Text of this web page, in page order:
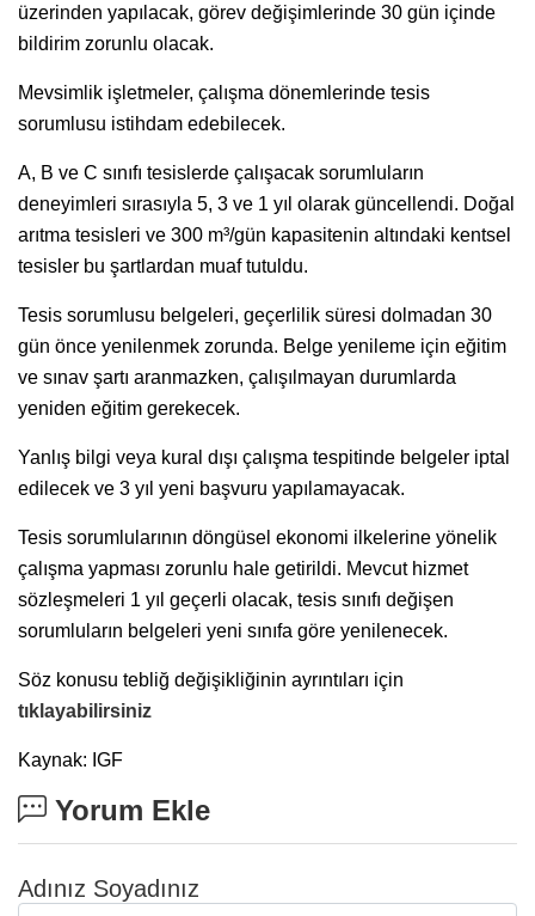
üzerinden yapılacak, görev değişimlerinde 30 gün içinde
bildirim zorunlu olacak.
Mevsimlik işletmeler, çalışma dönemlerinde tesis
sorumlusu istihdam edebilecek.
A, B ve C sınıfı tesislerde çalışacak sorumluların
deneyimleri sırasıyla 5, 3 ve 1 yıl olarak güncellendi. Doğal
arıtma tesisleri ve 300 m³/gün kapasitenin altındaki kentsel
tesisler bu şartlardan muaf tutuldu.
Tesis sorumlusu belgeleri, geçerlilik süresi dolmadan 30
gün önce yenilenmek zorunda. Belge yenileme için eğitim
ve sınav şartı aranmazken, çalışılmayan durumlarda
yeniden eğitim gerekecek.
Yanlış bilgi veya kural dışı çalışma tespitinde belgeler iptal
edilecek ve 3 yıl yeni başvuru yapılamayacak.
Tesis sorumlularının döngüsel ekonomi ilkelerine yönelik
çalışma yapması zorunlu hale getirildi. Mevcut hizmet
sözleşmeleri 1 yıl geçerli olacak, tesis sınıfı değişen
sorumluların belgeleri yeni sınıfa göre yenilenecek.
Söz konusu tebliğ değişikliğinin ayrıntıları için
tıklayabilirsiniz
Kaynak: IGF
Yorum Ekle
Adınız Soyadınız